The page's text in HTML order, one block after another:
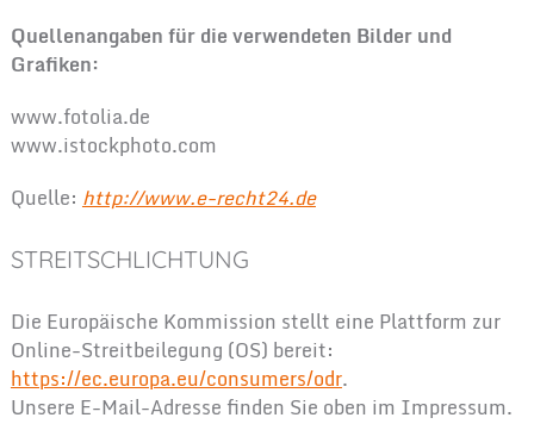
Quellenangaben für die verwendeten Bilder und
Grafiken:
www.fotolia.de
www.istockphoto.com
Quelle: http://www.e-recht24.de
STREITSCHLICHTUNG
Die Europäische Kommission stellt eine Plattform zur
Online-Streitbeilegung (OS) bereit:
https://ec.europa.eu/consumers/odr.
Unsere E-Mail-Adresse finden Sie oben im Impressum.